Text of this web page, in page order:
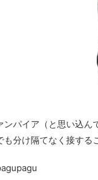
ンパイア（と思い込
分け隔てなく接する